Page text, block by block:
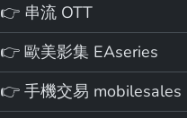
👉 串流 OTT
👉 歐美影集 EAseries
👉 手機交易 mobilesales